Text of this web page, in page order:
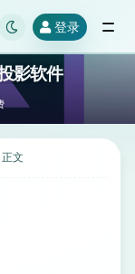
登录
影软件
正文